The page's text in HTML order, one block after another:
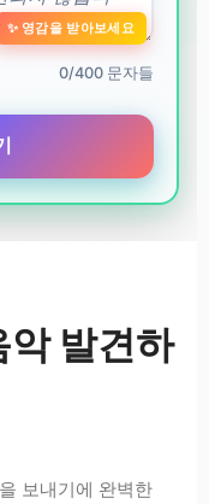
✨ 영감을 받아보세요
0/400 문자들
발견하
보내기에 완벽한